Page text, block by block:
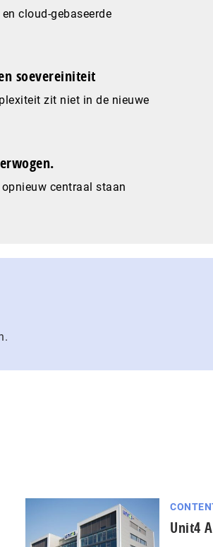
cloud-gebaseerde
soevereiniteit
zit niet in de nieuwe
centraal staan
Unit4